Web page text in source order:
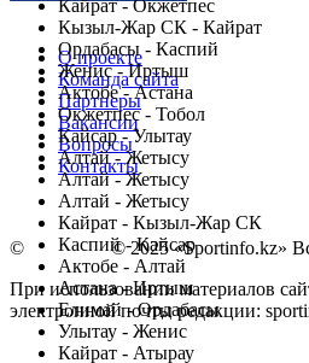
Кайрат - Окжетпес
Кызыл-Жар СК - Кайрат
Ордабасы - Каспий
Женис - Иртыш
Актобе - Астана
Окжетпес - Тобол
Кайсар - Улытау
Алтай - Жетысу
Алтай - Жетысу
Алтай - Жетысу
Кайрат - Кызыл-Жар СК
Каспий - Кайсар
Актобе - Алтай
Астана - Иртыш
Елимай - Ордабасы
Улытау - Женис
Кайрат - Атырау
О проекте
Команда сайта
Партнеры
Вакансии
Вопросы
Контакты
© Copyright© 2025 «Sportinfo.kz»
При использовании материалов
электронной почты редакции:
Заметили ошибку в тексте?